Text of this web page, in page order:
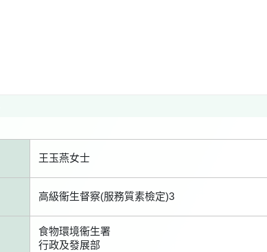
王玉燕女士
高級衞生督察(服務質素檢定)3
食物環境衞生署
行政及發展部